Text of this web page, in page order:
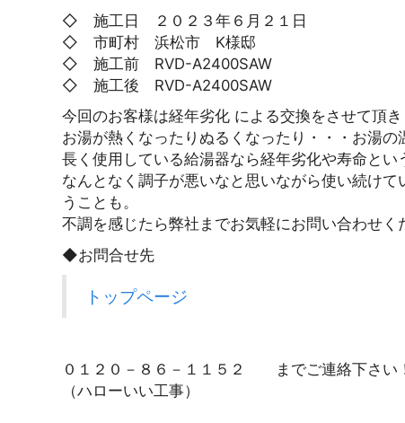
◇ 施工日 ２０２３年６月２１日
◇ 市町村 浜松市 K様邸
◇ 施工前 RVD-A2400SAW
◇ 施工後 RVD-A2400SAW
今回のお客様は経年劣化 による交換をさせて頂き
お湯が熱くなったりぬるくなったり・・・お湯
長く使用している給湯器なら経年劣化や寿命とい
なんとなく調子が悪いなと思いながら使い続け
うことも。
不調を感じたら弊社までお気軽にお問い合わせく
◆お問合せ先
トップページ
０１２０－８６－１１５２ までご連絡下さい
（ハローいい工事）